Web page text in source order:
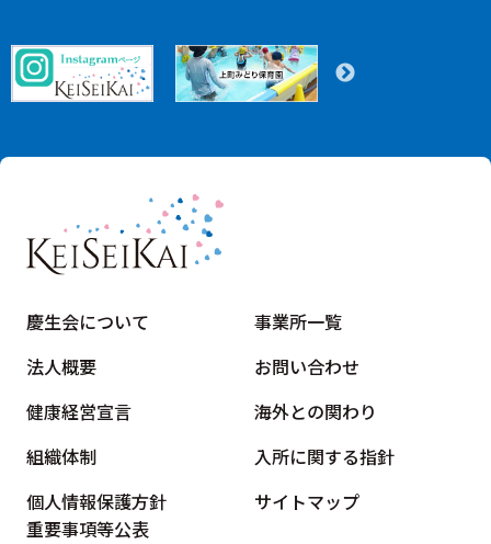
慶生会について
事業所一覧
法人概要
お問い合わせ
健康経営宣言
海外との関わり
組織体制
入所に関する指針
個人情報保護方針
重要事項等公表
サイトマップ